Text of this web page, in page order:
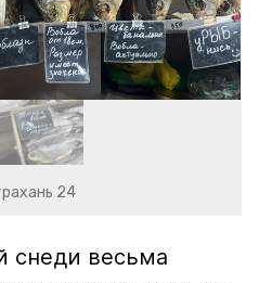
24
снеди весьма